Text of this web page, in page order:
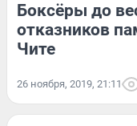
Боксёры до
отказников
Чите
26 ноября, 2019, 21:11